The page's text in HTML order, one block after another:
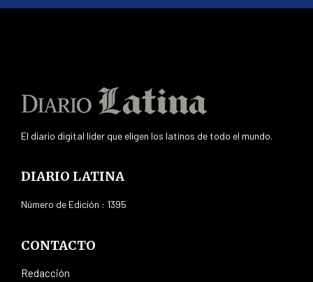
El diario digital líder que eligen los latinos de todo el mundo.
DIARIO LATINA
Número de Edición : 1395
CONTACTO
Redacción